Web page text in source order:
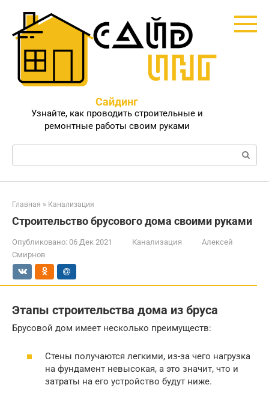
контенту
Сайдинг
Узнайте, как проводить строительные и
ремонтные работы своим руками
Поиск:
Главная » Канализация
Строительство брусового дома своими руками
Опубликовано: 06 Дек 2021 Канализация
Алексей
Смирнов
Этапы строительства дома из бруса
Брусовой дом имеет несколько преимуществ:
Стены получаются легкими, из-за чего нагрузка
на фундамент невысокая, а это значит, что и
затраты на его устройство будут ниже.